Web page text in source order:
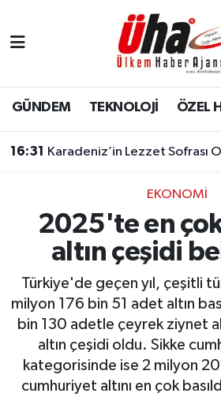
GÜNDEM TEKNOLOJİ ÖZEL
16:31 Karadeniz’in Lezzet Sofrası
EKONOMİ
2025'te en çok
altın çeşidi
Türkiye'de geçen yıl, çeşitli
milyon 176 bin 51 adet altın
bin 130 adetle çeyrek ziynet
altın çeşidi oldu. Sikke
kategorisinde ise 2 milyon
cumhuriyet altını en çok
İstanbul Nöbetçi Eczaneler
İstanbul Hava Durumu
Süper Lig Puan Durumu ve
Tüm Manşetler
Son Dakika Haberleri
Haber Arşivi